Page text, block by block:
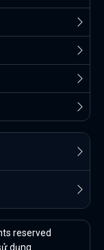
reserved
dụng